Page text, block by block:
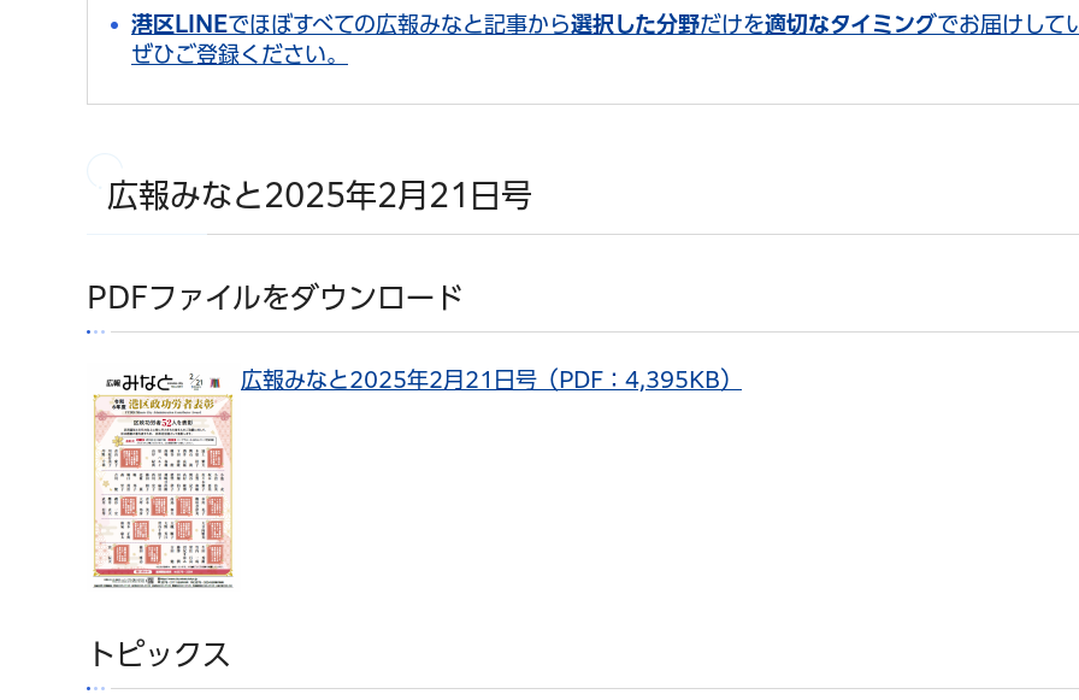
港区LINEでほぼすべての広報みなと記事から選択した分野だけを適切なタイミングでお届けして
ぜひご登録ください。
広報みなと2025年2月21日号
PDFファイルをダウンロード
広報みなと2025年2月21日号（PDF：4,395KB）
トピックス